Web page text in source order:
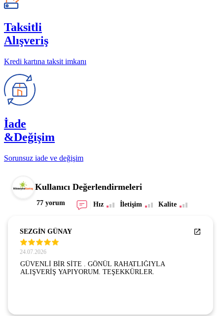
Taksitli
Alışveriş
Kredi kartına taksit imkanı
İade
&Değişim
Sorunsuz iade ve değişim
Kullanıcı Değerlendirmeleri
77 yorum Hız İletişim Kalite
SEZGİN GÜNAY
24.07.2026
GÜVENLİ BİR SİTE . GÖNÜL RAHATLIĞIYLA
ALIŞVERİŞ YAPIYORUM. TEŞEKKÜRLER.